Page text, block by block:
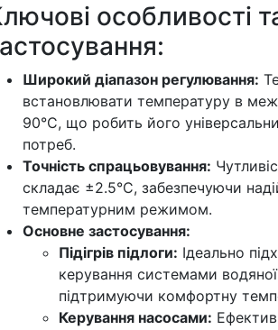
особливості
Широкий діапазон регулювання:
встановлювати температуру в
90°C, що робить його
потреб.
Точність спрацьовування:
складає ±2.5°C, забезпечуючи
температурним режимом.
Основне застосування:
Підігрів підлоги: Ідеально
керування системами водяної
підтримуючи комфортну
Керування насосами: